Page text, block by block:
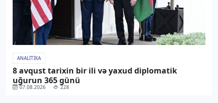
ANALITIKA
8 avqust tarixin bir ili və yaxud diplomatik
uğurun 365 günü
07.08.2026 228